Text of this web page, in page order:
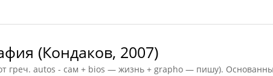
(Кондаков, 2007)
греч. autos - сам + bios — жизнь + grapho — пишу).